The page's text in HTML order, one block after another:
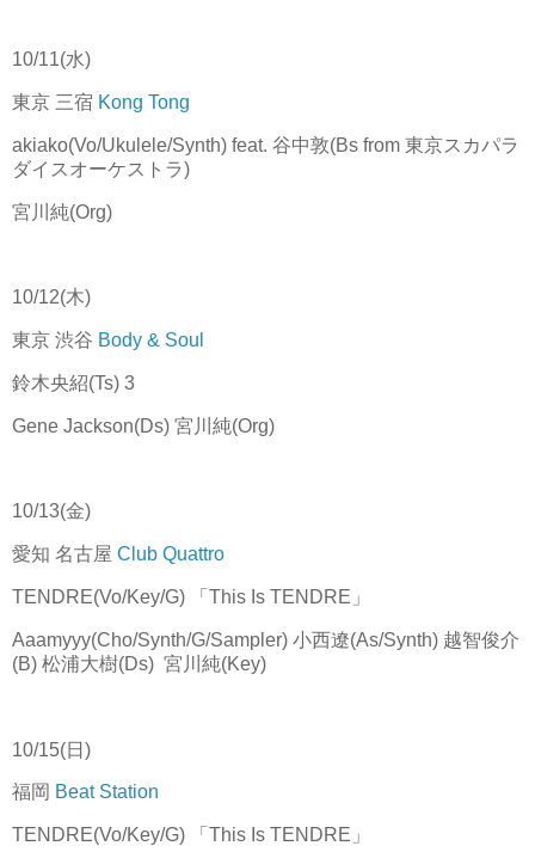
10/11(水)
東京 三宿 Kong Tong
akiako(Vo/Ukulele/Synth) feat. 谷中敦(Bs from 東京スカパラ
ダイスオーケストラ)
宮川純(Org)
10/12(木)
東京 渋谷 Body & Soul
鈴木央紹(Ts) 3
Gene Jackson(Ds) 宮川純(Org)
10/13(金)
愛知 名古屋 Club Quattro
TENDRE(Vo/Key/G) 「This Is TENDRE」
Aaamyyy(Cho/Synth/G/Sampler) 小西遼(As/Synth) 越智俊介
(B) 松浦大樹(Ds) 宮川純(Key)
10/15(日)
福岡 Beat Station
TENDRE(Vo/Key/G) 「This Is TENDRE」